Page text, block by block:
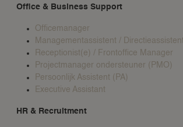
Office & Business Support
Officemanager
Managementassistent / Directieassistent
Receptionist(e) / Frontoffice Manager
Projectmanager ondersteuner (PMO)
Persoonlijk Assistent (PA)
Executive Assistant
HR & Recruitment